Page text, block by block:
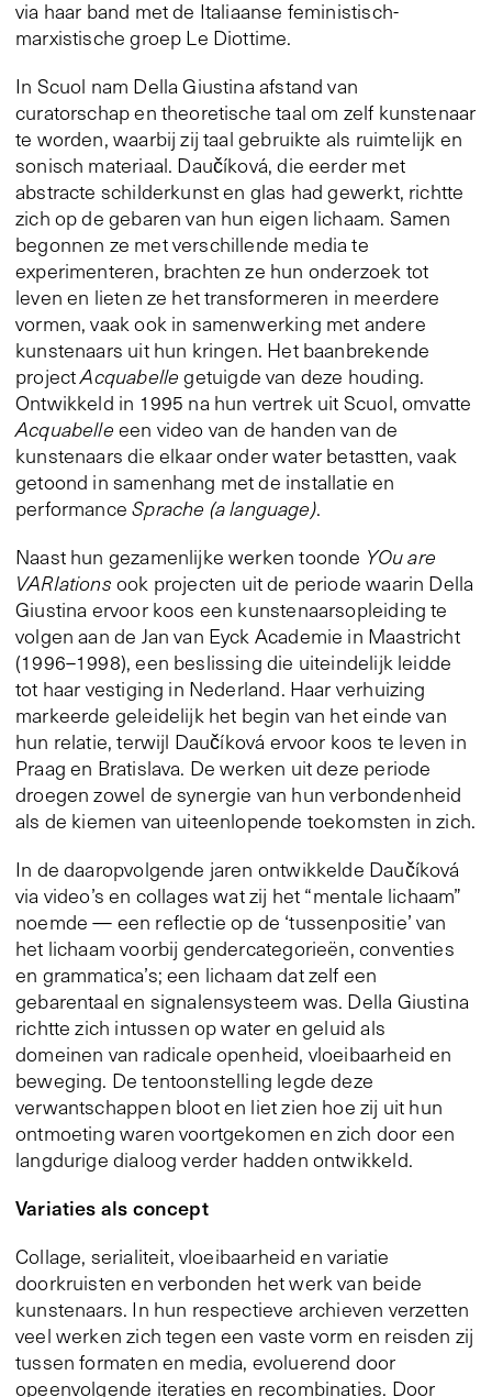
via haar band met de Italiaanse feministisch-
marxistische groep Le Diottime.
In Scuol nam Della Giustina afstand van
curatorschap en theoretische taal om zelf kunstenaar
te worden, waarbij zij taal gebruikte als ruimtelijk en
sonisch materiaal. Daučíková, die eerder met
abstracte schilderkunst en glas had gewerkt, richtte
zich op de gebaren van hun eigen lichaam. Samen
begonnen ze met verschillende media te
experimenteren, brachten ze hun onderzoek tot
leven en lieten ze het transformeren in meerdere
vormen, vaak ook in samenwerking met andere
kunstenaars uit hun kringen. Het baanbrekende
projectAcquabelle getuigde van deze houding.
Ontwikkeld in 1995 na hun vertrek uit Scuol, omvatte
Acquabelle een video van de handen van de
kunstenaars die elkaar onder water betastten, vaak
getoond in samenhang met de installatie en
performanceSprache (a language).
Naast hun gezamenlijke werken toonde YOu are
VARIations ook projecten uit de periode waarin Della
Giustina ervoor koos een kunstenaarsopleiding te
volgen aan de Jan van Eyck Academie in Maastricht
(1996–1998), een beslissing die uiteindelijk leidde
tot haar vestiging in Nederland. Haar verhuizing
markeerde geleidelijk het begin van het einde van
hun relatie, terwijl Daučíková ervoor koos te leven in
Praag en Bratislava. De werken uit deze periode
droegen zowel de synergie van hun verbondenheid
als de kiemen van uiteenlopende toekomsten in zich.
In de daaropvolgende jaren ontwikkelde Daučíková
via video’s en collages wat zij het “mentale lichaam”
noemde — een reflectie op de ‘tussenpositie’ van
het lichaam voorbij gendercategorieën, conventies
en grammatica’s; een lichaam dat zelf een
gebarentaal en signalensysteem was. Della Giustina
richtte zich intussen op water en geluid als
domeinen van radicale openheid, vloeibaarheid en
beweging. De tentoonstelling legde deze
verwantschappen bloot en liet zien hoe zij uit hun
ontmoeting waren voortgekomen en zich door een
langdurige dialoog verder hadden ontwikkeld.
Variaties als concept
Collage, serialiteit, vloeibaarheid en variatie
doorkruisten en verbonden het werk van beide
kunstenaars. In hun respectieve archieven verzetten
veel werken zich tegen een vaste vorm en reisden zij
tussen formaten en media, evoluerend door
opeenvolgende iteraties en recombinaties. Door